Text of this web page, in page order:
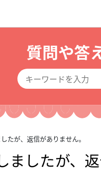
質問や答
たが、返信がありません。
したが、返